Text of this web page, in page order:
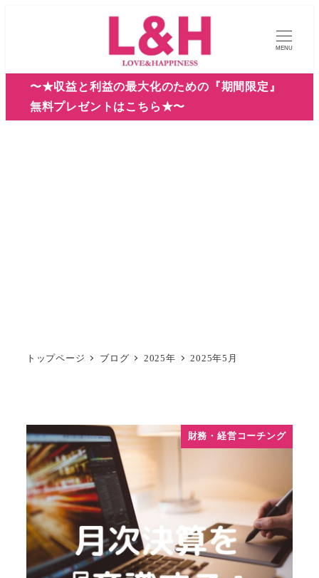
コ
MENU
〜★収益と利益の最大化のための『期間限定』
無料プレゼントはこちら★〜
トップページ ブログ 2025年 2025年5月
財務・経営コーチング